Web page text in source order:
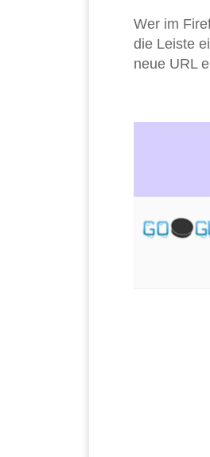
Wer im
die Leiste
neue URL